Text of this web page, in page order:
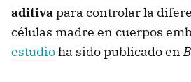
aditivapara controlar la
células madre en cuerpos
estudioha sido publicado en